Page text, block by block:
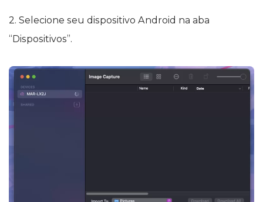
2. Selecione seu dispositivo Android na aba
“Dispositivos”.